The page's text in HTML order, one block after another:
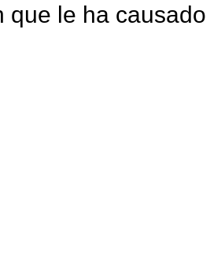
que le ha